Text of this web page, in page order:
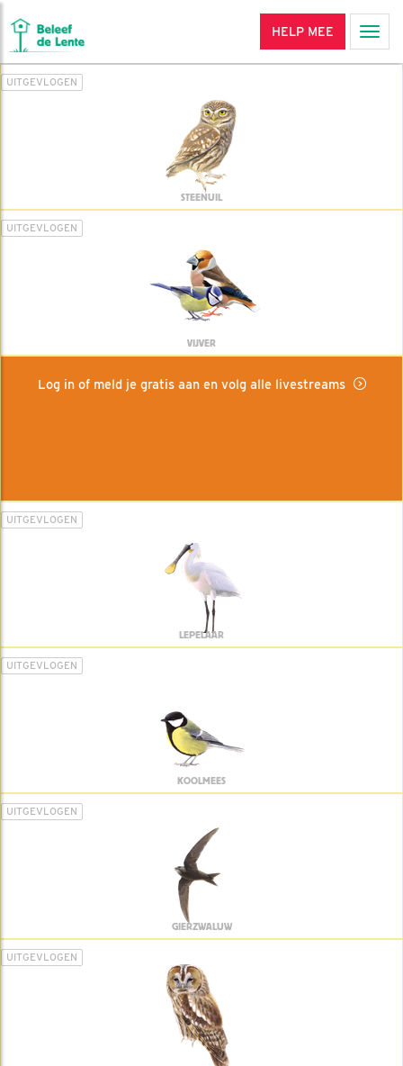
HELP MEE
UITGEVLOGEN
STEENUIL
UITGEVLOGEN
VIJVER
Log in of meld je gratis aan en volg alle livestreams
UITGEVLOGEN
LEPELAAR
UITGEVLOGEN
KOOLMEES
UITGEVLOGEN
GIERZWALUW
UITGEVLOGEN